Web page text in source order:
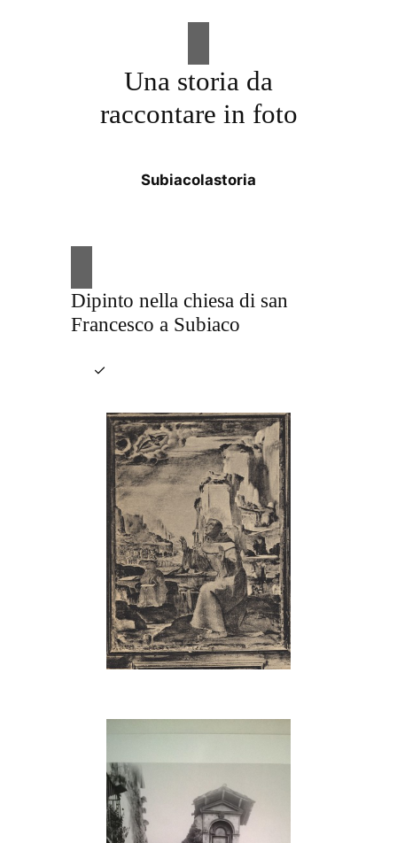
Una storia da
raccontare in foto
Subiacolastoria
Dipinto nella chiesa di san
Francesco a Subiaco